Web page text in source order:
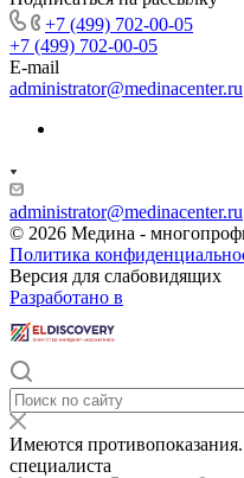
+7 (499) 702-00-05
+7 (499) 702-00-05
E-mail
administrator@medinacenter.ru
administrator@medinacenter.ru
© 2026 Медина -
Политика
Версия для слабовидящих
Разработано в
Имеются
специалиста